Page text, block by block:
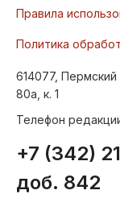
Правила
Политика
614077, Пермский
80а, к. 1
Телефон
+7 (342)
доб. 842